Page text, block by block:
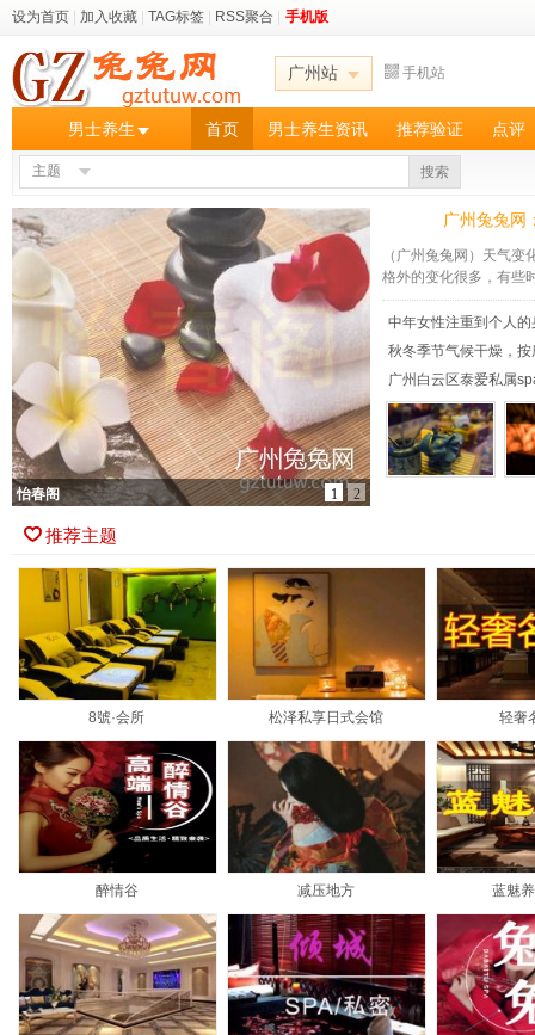
设为首页 加入收藏 TAG标签 RSS聚合 手机版
广州站 手机站
男士养生 首页 男士养生资讯 推荐验证 点评
主题 搜索
怡春阁 1 2
广州兔兔网
（广州兔兔网）天气
格外的变化很多，有些
中年女性注重到个人的
秋冬季节气候干燥，按
广州白云区泰爱私属
推荐主题
8號·会所 松泽私享日式会馆 轻奢
醉情谷 减压地方 蓝魅